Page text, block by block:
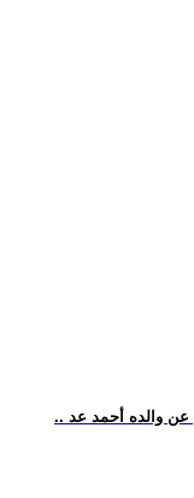
عن والده أحمد عد